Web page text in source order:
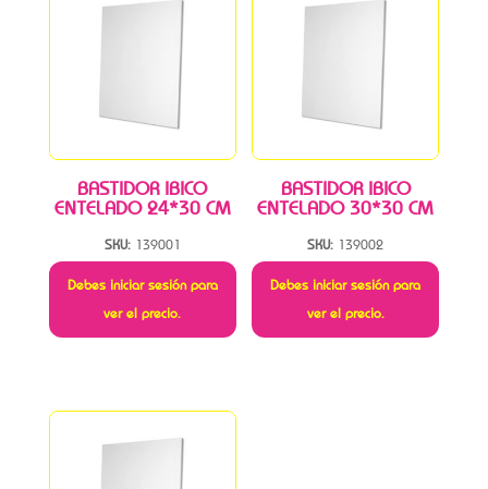
BASTIDOR IBICO
ENTELADO 24*30 CM
SKU: 139001
Debes iniciar sesión para
ver el precio.
BASTIDOR IBICO
ENTELADO 30*30 CM
SKU: 139002
Debes iniciar sesión para
ver el precio.